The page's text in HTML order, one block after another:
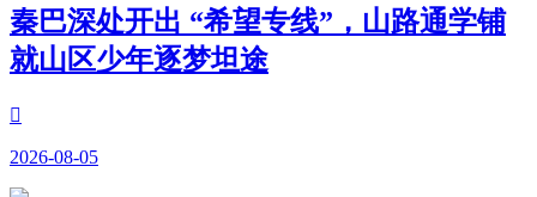
秦巴深处开出 “希望专线”，山路通学铺
就山区少年逐梦坦途

2026-08-05